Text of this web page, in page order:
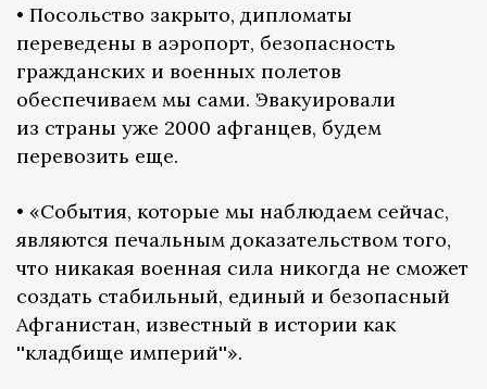
• Посольство закрыто, дипломаты
переведены в аэропорт, безопасность
гражданских и военных полетов
обеспечиваем мы сами. Эвакуировали
из страны уже 2000 афганцев, будем
перевозить еще.
• «События, которые мы наблюдаем сейчас,
являются печальным доказательством того,
что никакая военная сила никогда не сможет
создать стабильный, единый и безопасный
Афганистан, известный в истории как
''кладбище империй''».